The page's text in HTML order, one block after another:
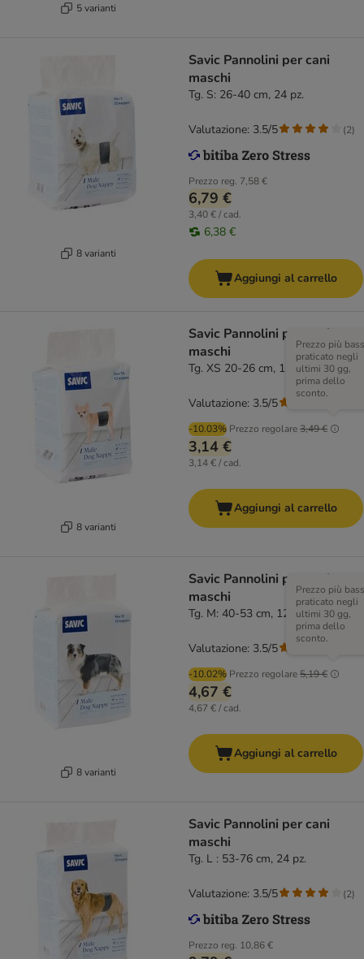
5 varianti
8 varianti
Savic Pannolini per cani
maschi
Tg. S: 26-40 cm, 24 pz.
Prezzo reg. 7,58 €
6,79 €
3,40 € / cad.
6,38 €
Valutazione: 3.5/5 (2)
Aggiungi al carrello
8 varianti
Savic Pannolini per cani
maschi
Tg. XS 20-26 cm, 12 pz
-10.03% Prezzo regolare3,49 €
Prezzo più
praticato negli
ultimi 30 gg,
prima dello
sconto.
3,14 €
3,14 € / cad.
Valutazione: 3.5/5
Aggiungi al carrello
8 varianti
Savic Pannolini per cani
maschi
Tg. M: 40-53 cm, 12 pz.
-10.02% Prezzo regolare5,19 €
Prezzo più
praticato negli
ultimi 30 gg,
prima dello
sconto.
4,67 €
4,67 € / cad.
Valutazione: 3.5/5
Aggiungi al carrello
Savic Pannolini per cani
maschi
Tg. L : 53-76 cm, 24 pz.
Prezzo reg. 10,86 €
Valutazione: 3.5/5 (2)